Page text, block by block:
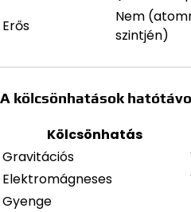
Erős
Nem
szintjén)
A kölcsönhatások
Kölcsönhatás
Gravitációs
Elektromágneses
Gyenge